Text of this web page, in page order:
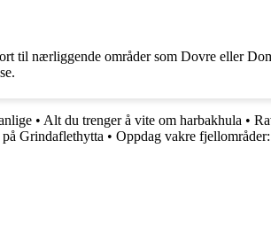
til nærliggende områder som Dovre eller
• Alt du trenger å vite om harbakhula •
Grindaflethytta • Oppdag vakre